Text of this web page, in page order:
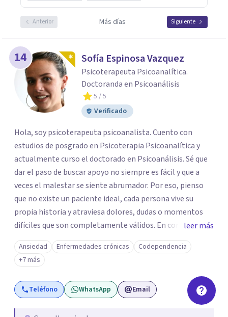
Anterior Más días Siguiente
14 Sofía Espinosa Vazquez
Psicoterapeuta Psicoanalítica.
Doctoranda en Psicoanálisis
5 / 5
Verificado
Hola, soy psicoterapeuta psicoanalista. Cuento con
estudios de posgrado en Psicoterapia Psicoanalítica y
actualmente curso el doctorado en Psicoanálisis. Sé que
dar el paso de buscar apoyo no siempre es fácil y que a
veces el malestar se siente abrumador. Por eso, pienso
que no existe un paciente ideal, cada persona vive su
propia historia y atraviesa dolores, dudas o momentos
difíciles que son completamente válidos. En consulta, mi
intención es ofrecerte un espacio humano y seguro, en el
que sientas la confianza para expresarte y sentir. Nos
daremos el tiempo de ir recorriendo tu historia de vida,
identificando con calma de dónde viene aquello que hoy
pesa haciendo consciente el origen, tus emociones y
experiencias, tanto pasadas como presentes. Es un lugar
leer más
Ansiedad Enfermedades crónicas
Codependencia
+7 más
Teléfono WhatsApp Email